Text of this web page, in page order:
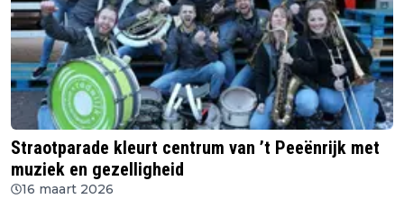
Straotparade kleurt centrum van ’t Peeënrijk met
muziek en gezelligheid
16 maart 2026